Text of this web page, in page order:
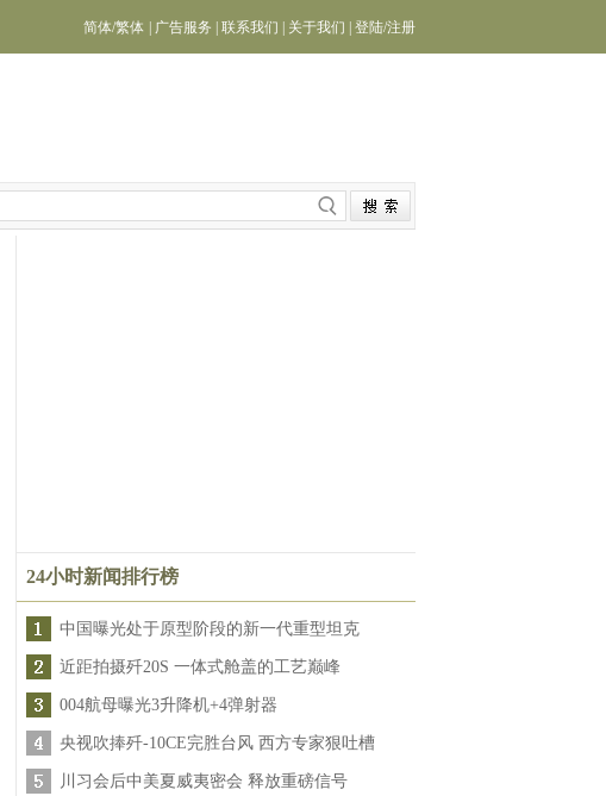
简体/繁体 广告服务 联系我们 关于我们 登陆/注册
24小时新闻排行榜
中国曝光处于原型阶段的新一代重型坦克
近距拍摄歼20S 一体式舱盖的工艺巅峰
004航母曝光3升降机+4弹射器
央视吹捧歼-10CE完胜台风 西方专家狠吐槽
川习会后中美夏威夷密会 释放重磅信号